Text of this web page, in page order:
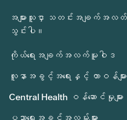
အများသူငှာ သတင်းအချက်အလ
သွင်းပါ။
ကိုယ်ရေးအချက်အလက်မူဝါဒ
လူနာအခွင့်အရေးနှင့် တာဝန်များ
Central Health ဝန်ဆောင်မှုမျ